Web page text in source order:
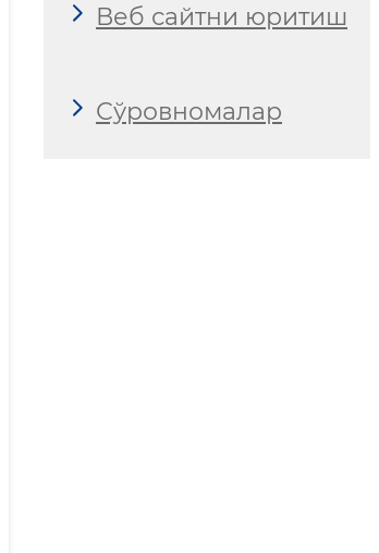
Веб сайтни юритиш
Сўровномалар